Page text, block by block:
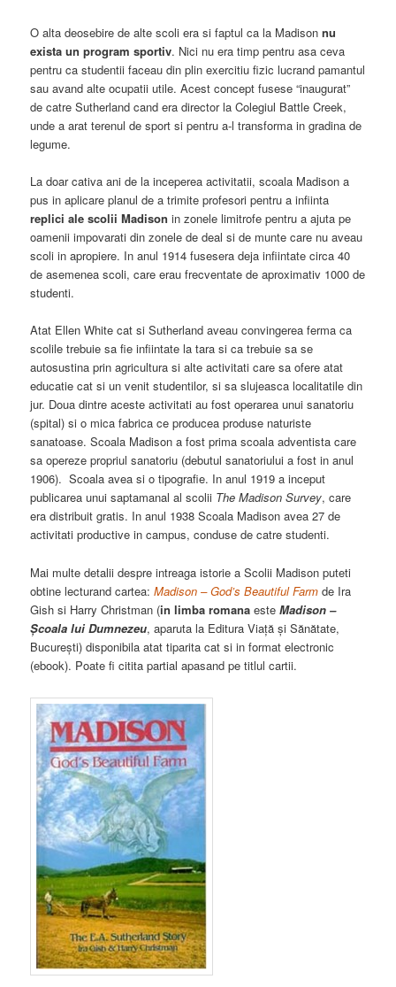
O alta deosebire de alte scoli era si faptul ca la Madisonnu
exista un program sportiv. Nici nu era timp pentru asa ceva
pentru ca studentii faceau din plin exercitiu fizic lucrand pamantul
sau avand alte ocupatii utile. Acest concept fusese “inaugurat”
de catre Sutherland cand era director la Colegiul Battle Creek,
unde a arat terenul de sport si pentru a-l transforma in gradina de
legume.
La doar cativa ani de la inceperea activitatii, scoala Madison a
pus in aplicare planul de a trimite profesori pentru a infiinta
replici ale scolii Madison in zonele limitrofe pentru a ajuta pe
oamenii impovarati din zonele de deal si de munte care nu aveau
scoli in apropiere. In anul 1914 fusesera deja infiintate circa 40
de asemenea scoli, care erau frecventate de aproximativ 1000 de
studenti.
Atat Ellen White cat si Sutherland aveau convingerea ferma ca
scolile trebuie sa fie infiintate la tara si ca trebuie sa se
autosustina prin agricultura si alte activitati care sa ofere atat
educatie cat si un venit studentilor, si sa slujeasca localitatile din
jur. Doua dintre aceste activitati au fost operarea unui sanatoriu
(spital) si o mica fabrica ce producea produse naturiste
sanatoase. Scoala Madison a fost prima scoala adventista care
sa opereze propriul sanatoriu (debutul sanatoriului a fost in anul
1906). Scoala avea si o tipografie. In anul 1919 a inceput
publicarea unui saptamanal al scolii The Madison Survey, care
era distribuit gratis. In anul 1938 Scoala Madison avea 27 de
activitati productive in campus, conduse de catre studenti.
Mai multe detalii despre intreaga istorie a Scolii Madison puteti
obtine lecturand cartea:Madison – God’s Beautiful Farm de Ira
Gish si Harry Christman (in limba romana esteMadison –
Școala lui Dumnezeu, aparuta la Editura Viață și Sănătate,
București) disponibila atat tiparita cat si in format electronic
(ebook). Poate fi citita partial apasand pe titlul cartii.